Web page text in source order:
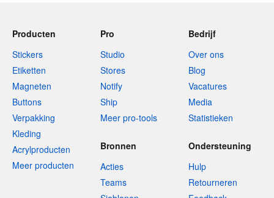
Producten
Stickers
Etiketten
Magneten
Buttons
Verpakking
Kleding
Acrylproducten
Meer producten
Pro
Studio
Stores
Notify
Ship
Meer pro-tools
Bedrijf
Over ons
Blog
Vacatures
Media
Statistieken
Bronnen
Acties
Teams
Ondersteuning
Hulp
Retourneren